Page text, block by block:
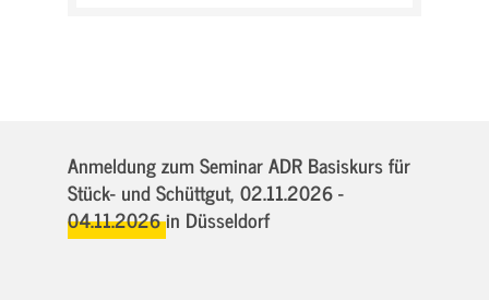
Anmeldung zum Seminar ADR Basiskurs für
Stück- und Schüttgut, 02.11.2026 -
04.11.2026in Düsseldorf